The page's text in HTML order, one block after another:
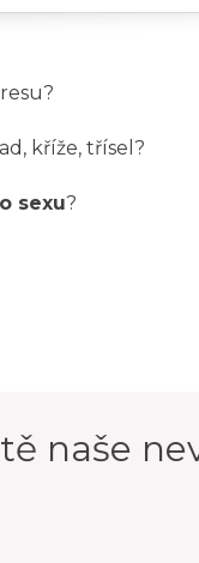
kříže, třísel?
sexu?
naše